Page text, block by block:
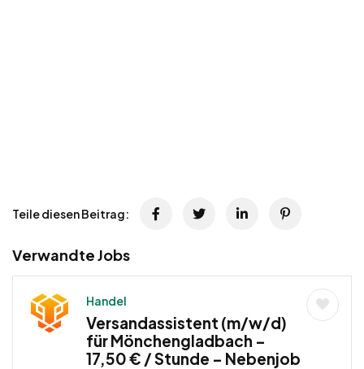
Teile diesen Beitrag:
Verwandte Jobs
Handel
Versandassistent (m/w/d)
für Mönchengladbach –
17,50 € / Stunde – Nebenjob